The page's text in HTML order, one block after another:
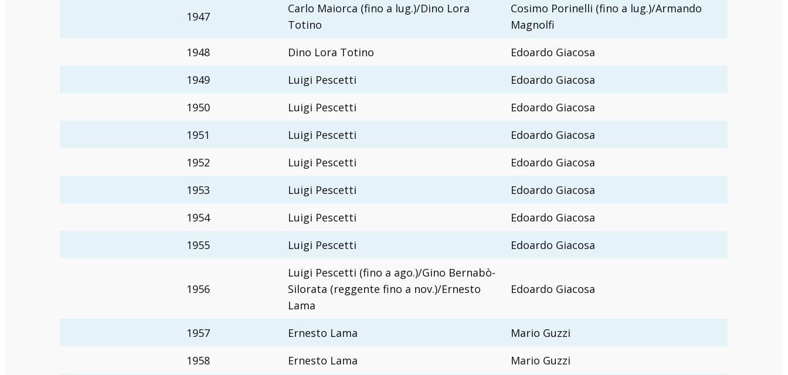
1947
Carlo Maiorca (fino a lug.)/Dino Lora
Totino
Cosimo Porinelli (fino a lug.)/Armando
Magnolfi
1948
Dino Lora Totino
Edoardo Giacosa
1949
Luigi Pescetti
Edoardo Giacosa
1950
Luigi Pescetti
Edoardo Giacosa
1951
Luigi Pescetti
Edoardo Giacosa
1952
Luigi Pescetti
Edoardo Giacosa
1953
Luigi Pescetti
Edoardo Giacosa
1954
Luigi Pescetti
Edoardo Giacosa
1955
Luigi Pescetti Edoardo Giacosa
1956
Luigi Pescetti (fino a ago.)/Gino Bernabò-
Silorata (reggente fino a nov.)/Ernesto
Lama
Edoardo Giacosa
1957 Ernesto Lama
Mario Guzzi
1958
Ernesto Lama Mario Guzzi